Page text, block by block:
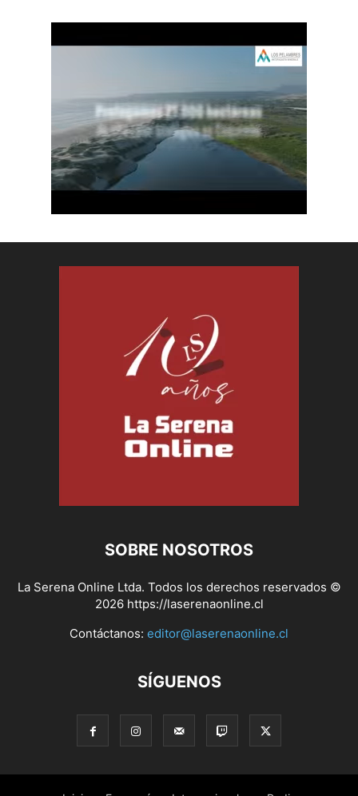
SOBRE NOSOTROS
La Serena Online Ltda. Todos los derechos reservados ©
2026 https://laserenaonline.cl
Contáctanos: editor@laserenaonline.cl
SÍGUENOS